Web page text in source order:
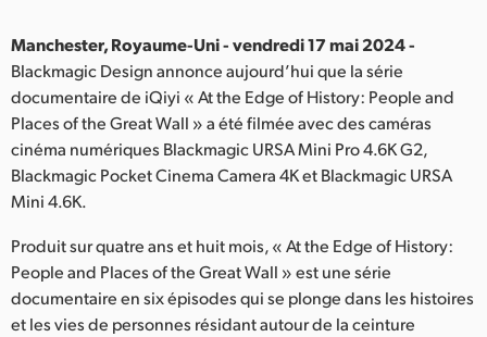
India
Italy
Japan
Korea
Malaysia
Netherlands
Manchester, Royaume-Uni - vendredi 17 mai 2024 -
Blackmagic Design annonce aujourd’hui que la série
documentaire de iQiyi « At the Edge of History: People and
Places of the Great Wall » a été filmée avec des caméras
cinéma numériques Blackmagic URSA Mini Pro 4.6K G2,
Blackmagic Pocket Cinema Camera 4K et Blackmagic URSA
Mini 4.6K.
Produit sur quatre ans et huit mois, « At the Edge of History:
People and Places of the Great Wall » est une série
documentaire en six épisodes qui se plonge dans les histoires
et les vies de personnes résidant autour de la ceinture